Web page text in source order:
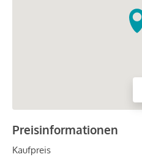
Preisinformationen
Kaufpreis